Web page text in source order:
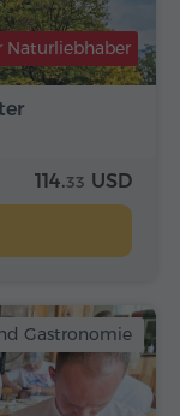
Naturliebhaber
114.33 USD
Gastronomie